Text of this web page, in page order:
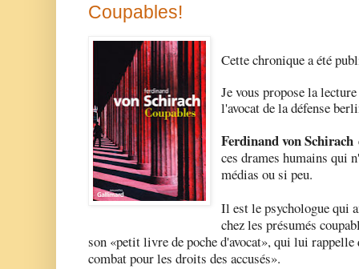
Coupables!
Cette chronique a été
Je vous propose la
l'avocat de la défense
Ferdinand von Schirach
ces drames humains qui
médias ou si peu.
Il est le psychologue qui
chez les présumés
son «petit livre de poche d'avocat», qui lui rappelle
combat pour les droits des accusés».